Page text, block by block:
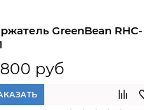
GreenBean RHC-
руб